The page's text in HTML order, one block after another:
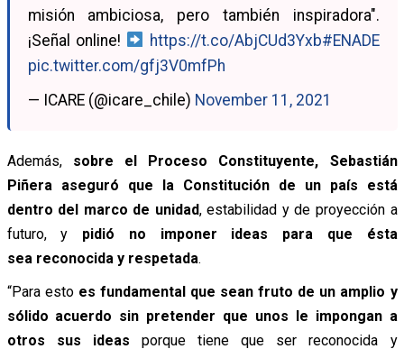
misión ambiciosa, pero también inspiradora".
¡Señal online!
https://t.co/AbjCUd3Yxb#ENADE
pic.twitter.com/gfj3V0mfPh
— ICARE (@icare_chile) November 11, 2021
Además, sobre el Proceso Constituyente, Sebastián
Piñera aseguró que la Constitución de un país está
dentro del marco de unidad, estabilidad y de proyección a
futuro, y pidió no imponer ideas para que ésta
sea reconocida y respetada.
“Para esto es fundamental que sean fruto de un amplio y
sólido acuerdo sin pretender que unos le impongan a
otros sus ideas porque tiene que ser reconocida y